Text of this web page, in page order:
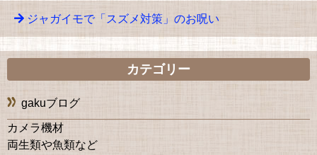
ジャガイモで「スズメ対策」のお呪い
カテゴリー
gakuブログ
カメラ機材
両生類や魚類など